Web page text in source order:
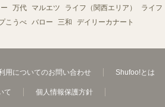
万代 マルエツ ライフ（関西エリア）
ライフ
こうべ バロー 三和 デイリーカナート
用についてのお問い合わせ Shufoo!とは
て 個人情報保護方針